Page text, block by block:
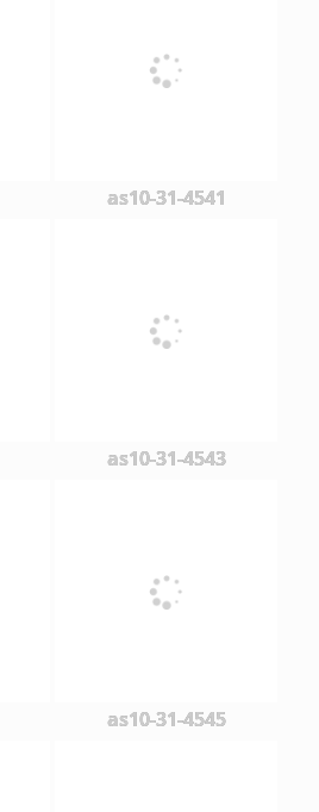
as10-31-4541
as10-31-4543
as10-31-4545